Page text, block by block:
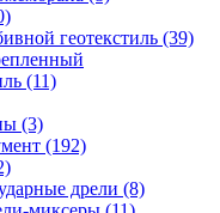
геотекстиль (39)
(11)
(3)
(192)
дрели (8)